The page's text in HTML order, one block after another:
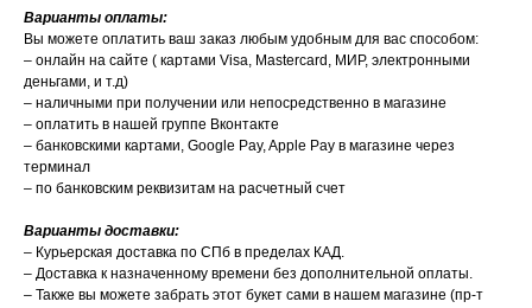
Варианты оплаты:
Вы можете оплатить ваш заказ любым удобным для вас способом:
– онлайн на сайте ( картами Visa, Mastercard, МИР, электронными
деньгами, и т.д)
– наличными при получении или непосредственно в магазине
– оплатить в нашей группе Вконтакте
– банковскими картами, Google Pay, Apple Pay в магазине через
терминал
– по банковским реквизитам на расчетный счет
Варианты доставки:
– Курьерская доставка по СПб в пределах КАД.
– Доставка к назначенному времени без дополнительной оплаты.
– Также вы можете забрать этот букет сами в нашем магазине (пр-т